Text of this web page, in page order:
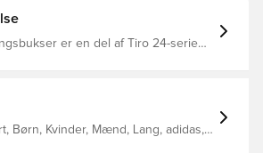
er en del af Tiro 24-serien
Børn, Kvinder, Mænd, Lang, adidas,